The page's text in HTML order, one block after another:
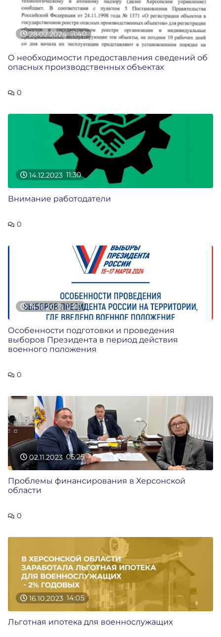
28.02.2024 11:40
О необходимости предоставления сведений об
опасных производственных объектах
0
14.12.2023 11:30
Внимание работодатели
0
14.12.2023 11:20
Особенности подготовки и проведения
выборов Президента в период действия
военного положения
0
02.11.2023 05:25
Проблемы финансирования в Херсонской
области
0
16.10.2023 14:05
Льготная ипотека для военнослужащих